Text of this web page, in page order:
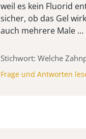
weil es kein Fluorid
sicher, ob das Gel
auch mehrere Male ...
Stichwort: Welche
Frage und Antworten